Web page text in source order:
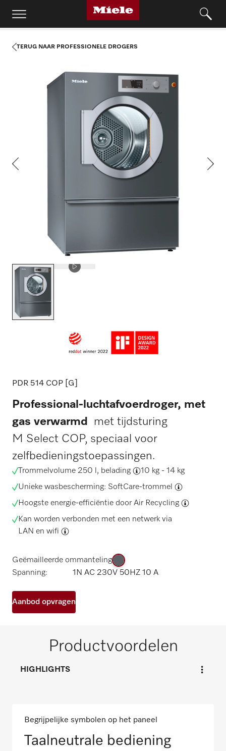
TERUG NAAR PROFESSIONELE DROGERS
PDR 514 COP [G]
Professional-luchtafvoerdroger, met
gas verwarmd
met tijdsturing
M Select COP, speciaal voor
zelfbedieningstoepassingen.
Trommelvolume 250 l, belading
10 kg - 14 kg
Unieke wasbescherming: SoftCare-trommel
Hoogste energie-efficiëntie doorAir Recycling
Kan worden verbonden met een netwerk via
LAN en wifi
Geëmailleerde ommanteling
Spanning:
1N AC 230V 50HZ 10 A
Aanbod opvragen
Productvoordelen
HIGHLIGHTS
Begrijpelijke symbolen op het paneel
Taalneutrale bediening